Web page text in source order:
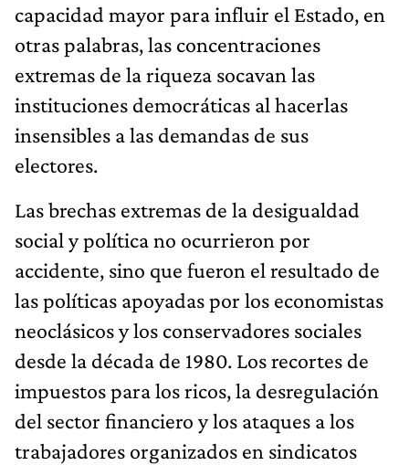
capacidad mayor para influir el Estado, en
otras palabras, las concentraciones
extremas de la riqueza socavan las
instituciones democráticas al hacerlas
insensibles a las demandas de sus
electores.
Las brechas extremas de la desigualdad
social y política no ocurrieron por
accidente, sino que fueron el resultado de
las políticas apoyadas por los economistas
neoclásicos y los conservadores sociales
desde la década de 1980. Los recortes de
impuestos para los ricos, la desregulación
del sector financiero y los ataques a los
trabajadores organizados en sindicatos